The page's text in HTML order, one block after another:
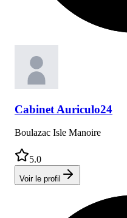
Cabinet Auriculo24
Boulazac Isle Manoire
5.0
Voir le profil